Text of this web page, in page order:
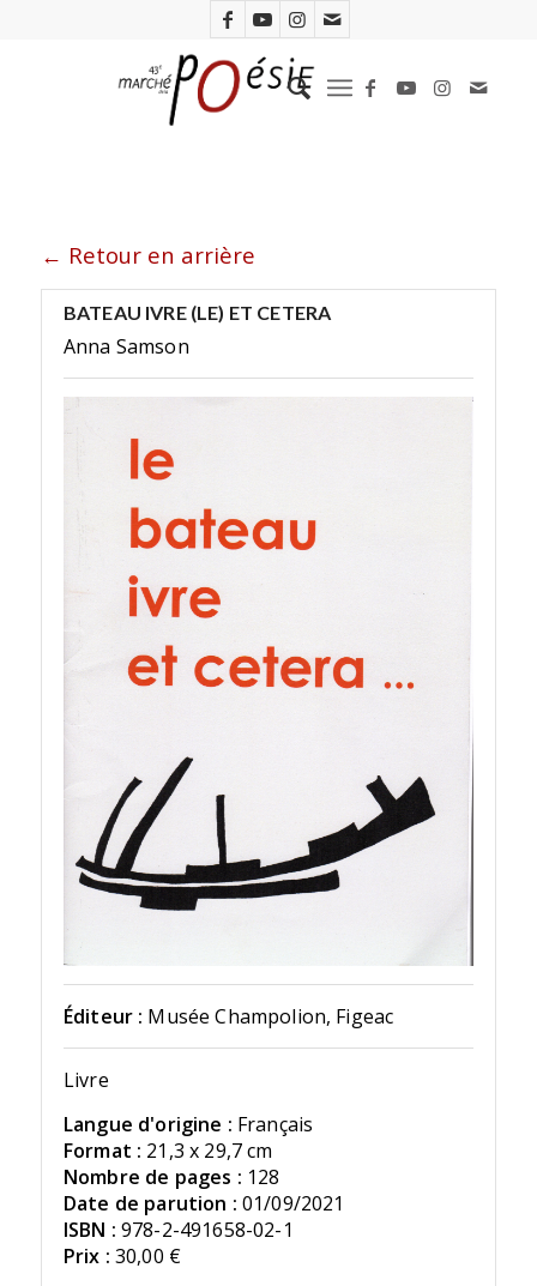
← Retour en arrière
BATEAU IVRE (LE) ET CETERA
Anna Samson
Éditeur : Musée Champolion, Figeac
Livre
Langue d'origine : Français
Format : 21,3 x 29,7 cm
Nombre de pages : 128
Date de parution : 01/09/2021
ISBN : 978-2-491658-02-1
Prix : 30,00 €